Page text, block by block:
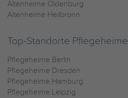
Altenheime Oldenburg
Altenheime Heilbronn
Top-Standorte Pflegeheime
Pflegeheime Berlin
Pflegeheime Dresden
Pflegeheime Hamburg
Pflegeheime Leipzig